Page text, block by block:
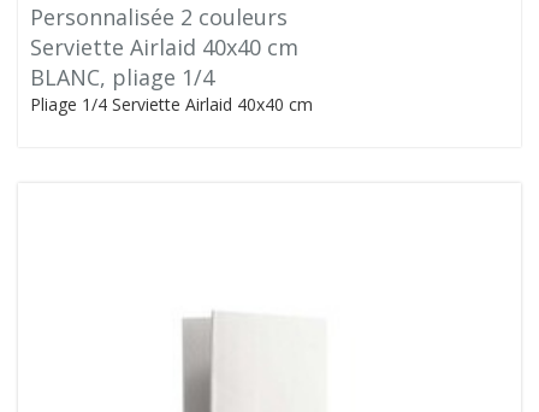
Personnalisée 2 couleurs
Serviette Airlaid 40x40 cm
BLANC, pliage 1/4
Pliage 1/4 Serviette Airlaid 40x40 cm